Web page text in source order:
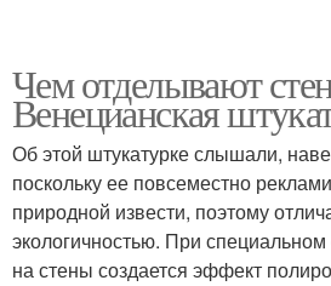
Чем отделывают
Венецианская
Об этой штукатурке слышали,
поскольку ее повсеместно
природной извести, поэтому
экологичностью. При
на стены создается эффект